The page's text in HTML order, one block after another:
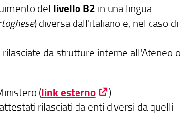
del livello B2 in una lingua
) diversa dall'italiano e, nel caso di
da strutture interne all'Ateneo o
(link esterno
)
rilasciati da enti diversi da quelli